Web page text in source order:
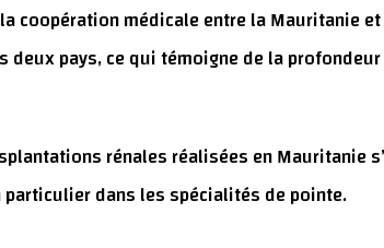
coopération médicale entre la Mauritanie
pays, ce qui témoigne de la
rénales réalisées en Mauritanie
dans les spécialités de pointe.